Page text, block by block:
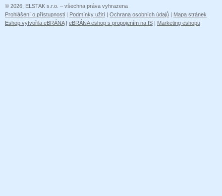
© 2026, ELSTAK s.r.o. – všechna práva vyhrazena
Prohlášení o přístupnosti | Podmínky užití | Ochrana osobních údajů | Mapa stránek
Eshop vytvořila eBRÁNA| eBRÁNA eshop s propojením na IS | Marketing eshopu